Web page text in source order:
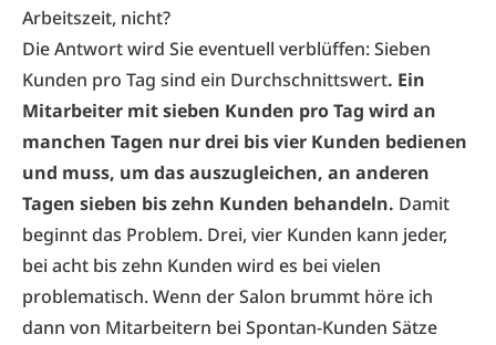
Arbeitszeit, nicht?
Die Antwort wird Sie eventuell verblüffen: Sieben
Kunden pro Tag sind ein Durchschnittswert. Ein
Mitarbeiter mit sieben Kunden pro Tag wird an
manchen Tagen nur drei bis vier Kunden bedienen
und muss, um das auszugleichen, an anderen
Tagen sieben bis zehn Kunden behandeln. Damit
beginnt das Problem. Drei, vier Kunden kann jeder,
bei acht bis zehn Kunden wird es bei vielen
problematisch. Wenn der Salon brummt höre ich
dann von Mitarbeitern bei Spontan-Kunden Sätze